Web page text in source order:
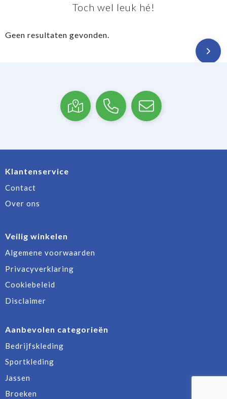
Toch wel leuk hé!
Geen resultaten gevonden.
Klantenservice
Contact
Over ons
Veilig winkelen
Algemene voorwaarden
Privacyverklaring
Cookiebeleid
Disclaimer
Aanbevolen categorieën
Bedrijfskleding
Sportkleding
Jassen
Broeken